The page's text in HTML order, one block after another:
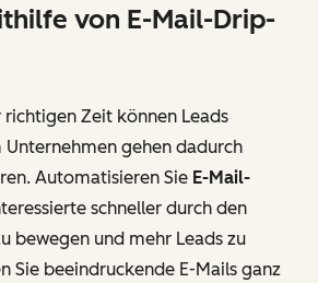
von E-Mail-Drip-
Zeit können Leads
Unternehmen gehen dadurch
Automatisieren Sie E-Mail-
schneller durch den
bewegen und mehr Leads zu
Sie beeindruckende E-Mails ganz